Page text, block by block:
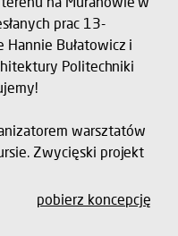
prac 13-
Hannie Bułatowicz i
Politechniki
warsztatów
Zwycięski projekt
pobierz koncepcję